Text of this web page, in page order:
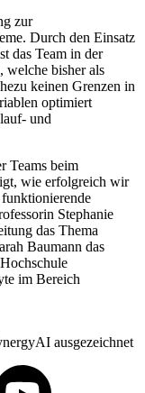
zur
Durch den Einsatz
das Team in der
welche bisher als
keinen Grenzen in
optimiert
und
Teams beim
wie erfolgreich wir
Stephanie
das Thema
Baumann das
im Bereich
ausgezeichnet